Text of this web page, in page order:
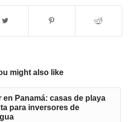
might also like
en Panamá: casas de playa
para inversores de